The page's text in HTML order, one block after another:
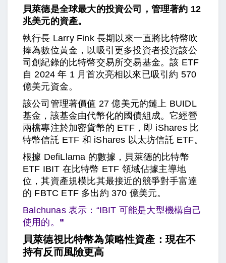
貝萊德是全球最大的投資公司，管理著約 12
兆美元的資產。
執行長 Larry Fink 長期以來一直將比特幣吹
捧為數位黃金，以吸引更多投資者投資該公
司創紀錄的比特幣交易所交易基金。該 ETF
自 2024 年 1 月首次亮相以來已吸引約 570
億美元資金。
該公司管理著價值 27 億美元的鏈上 BUIDL
基金，該基金由代幣化的國債組成。它經營
兩檔專注於加密貨幣的 ETF，即 iShares 比
特幣信託 ETF 和 iShares 以太坊信託 ETF。
根據 DefiLlama 的數據，貝萊德的比特幣
ETF IBIT 在比特幣 ETF 領域佔據主導地
位，其資產規模比其最接近的競爭對手富達
的 FBTC ETF 多出約 370 億美元。
Balchunas 表示：“IBIT 可能是大型機構自己
使用的。 ”
貝萊德視比特幣為策略性資產：現在不
持有反而風險更高